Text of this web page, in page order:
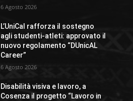
6 Agosto 2026
L’UniCal rafforza il sostegno
agli studenti-atleti: approvato il
nuovo regolamento “DUnicAL
Career”
6 Agosto 2026
Disabilità visiva e lavoro, a
Cosenza il progetto “Lavoro in